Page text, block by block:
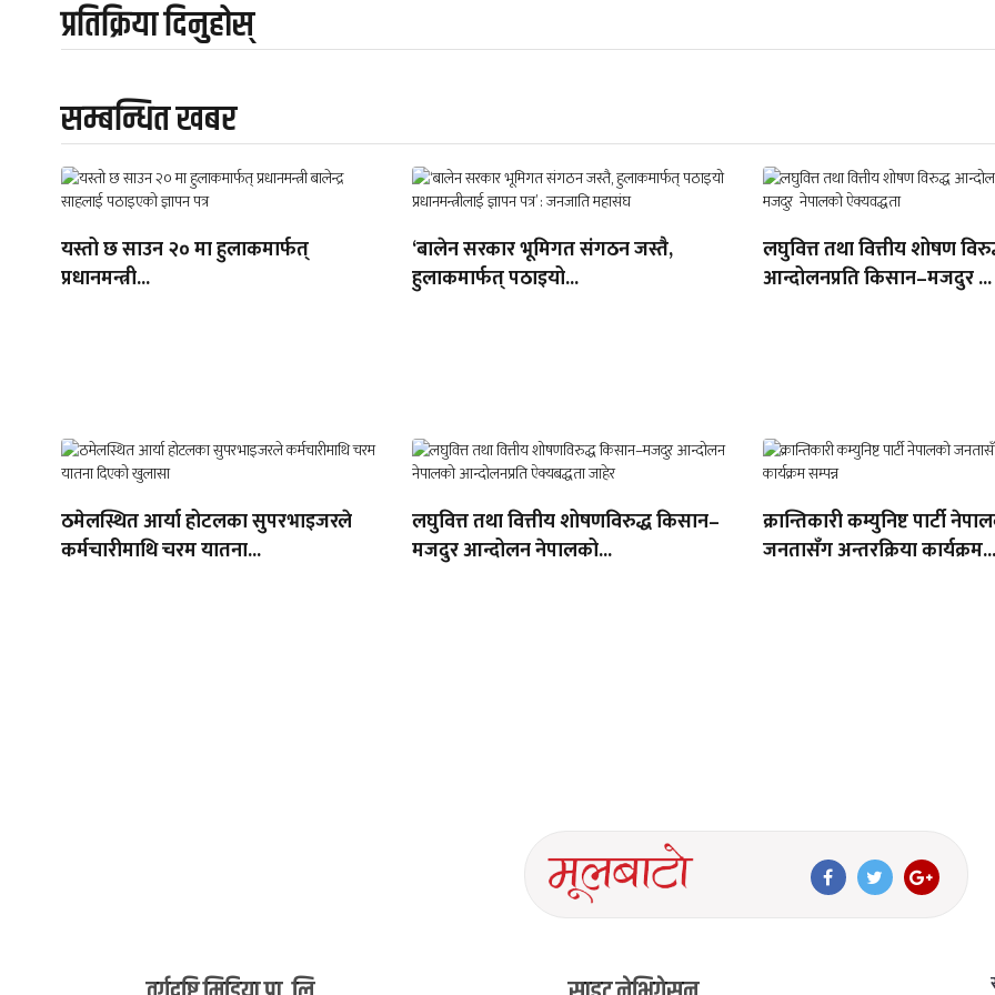
प्रतिक्रिया दिनुहोस्
सम्बन्धित खबर
यस्तो छ साउन २० मा हुलाकमार्फत्
प्रधानमन्त्री...
‘बालेन सरकार भूमिगत संगठन जस्तै,
हुलाकमार्फत् पठाइयो...
लघुवित्त तथा वित्तीय शोषण
आन्दोलनप्रति किसान–मजदुर ...
ठमेलस्थित आर्या होटलका सुपरभाइजरले
कर्मचारीमाथि चरम यातना...
लघुवित्त तथा वित्तीय शोषणविरुद्ध किसान–
मजदुर आन्दोलन नेपालको...
क्रान्तिकारी कम्युनिष्ट पार्टी
जनतासँग अन्तरक्रिया कार्यक्रम...